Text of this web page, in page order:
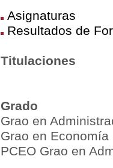
Asignaturas
Resultados de
Titulaciones
Grado
Grao en
Grao en Economía
PCEO Grao en